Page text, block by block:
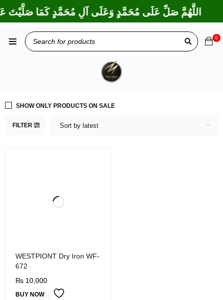
اللَّهُمَّ صَلِّ عَلَى مُحَمَّدٍ وَعَلَى آلِ مُحَمَّدٍ كَمَا صَلَّيْتَ
0
FILTER Sort by latest
SHOW ONLY PRODUCTS ON SALE
WESTPIONT Dry Iron WF-
672
₨ 10,000
BUY NOW